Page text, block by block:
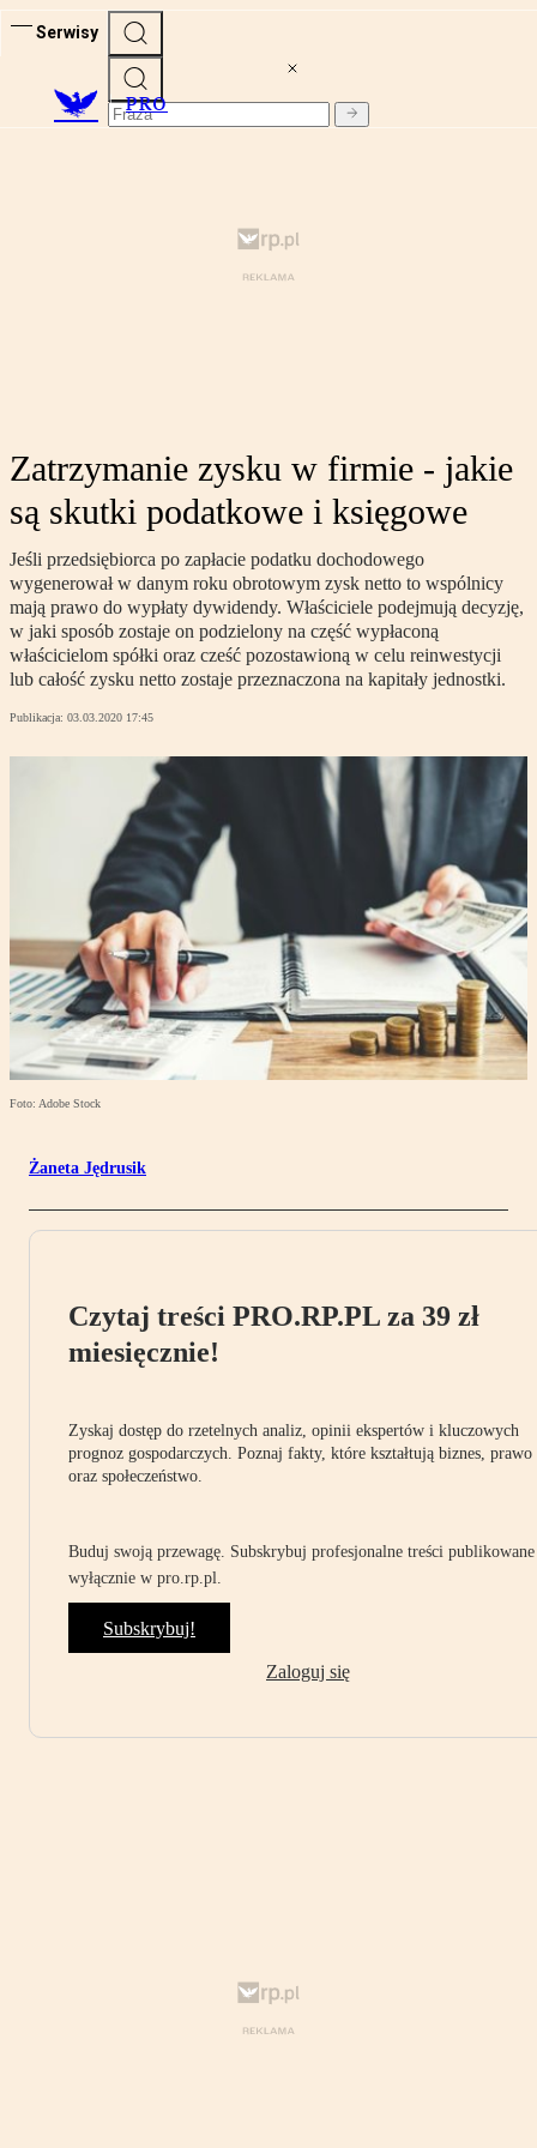
Serwisy
PRO
Zatrzymanie zysku w firmie - jakie
są skutki podatkowe i księgowe
Jeśli przedsiębiorca po zapłacie podatku dochodowego
wygenerował w danym roku obrotowym zysk netto to wspólnicy
mają prawo do wypłaty dywidendy. Właściciele podejmują decyzję,
w jaki sposób zostaje on podzielony na część wypłaconą
właścicielom spółki oraz cześć pozostawioną w celu reinwestycji
lub całość zysku netto zostaje przeznaczona na kapitały jednostki.
Publikacja: 03.03.2020 17:45
Foto: Adobe Stock
Żaneta Jędrusik
Czytaj treści PRO.RP.PL za 39 zł
miesięcznie!
Zyskaj dostęp do rzetelnych analiz, opinii ekspertów i kluczowych
prognoz gospodarczych. Poznaj fakty, które kształtują biznes, prawo
oraz społeczeństwo.
Buduj swoją przewagę. Subskrybuj profesjonalne treści publikowane
wyłącznie w pro.rp.pl.
Subskrybuj!
Zaloguj się